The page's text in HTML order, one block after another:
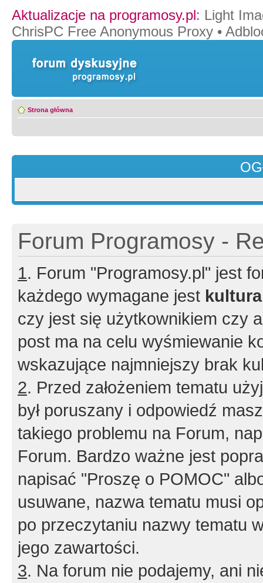
Aktualizacje na programosy.pl: Light
ChrisPC Free Anonymous Proxy •
Strona główna
Forum Programosy -
1. Forum "Programosy.pl" jest
każdego wymagane jest
czy jest się użytkownikiem czy
post ma na celu wyśmiewanie
wskazujące najmniejszy brak
2. Przed założeniem tematu
był poruszany i odpowiedź
takiego problemu na Forum,
Forum. Bardzo ważne jest
napisać "Proszę o POMOC"
usuwane, nazwa tematu musi
po przeczytaniu nazwy tematu
jego zawartości.
3. Na forum nie podajemy, ani